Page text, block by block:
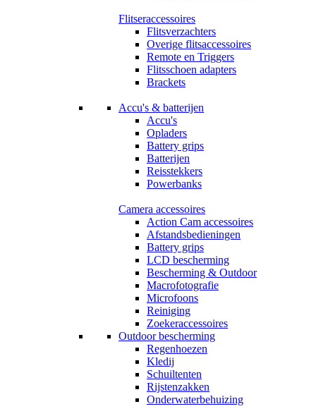
Flitseraccessoires
Flitsverzachters
Overige flitsaccessoires
Remote en Triggers
Flitsschoen adapters
Brackets
Accu's & batterijen
Accu's
Opladers
Battery grips
Batterijen
Reisstekkers
Powerbanks
Camera accessoires
Action Cam accessoires
Afstandsbedieningen
Battery grips
LCD bescherming
Bescherming & Outdoor
Macrofotografie
Microfoons
Reiniging
Zoekeraccessoires
Outdoor bescherming
Regenhoezen
Kledij
Schuiltenten
Rijstenzakken
Onderwaterbehuizing